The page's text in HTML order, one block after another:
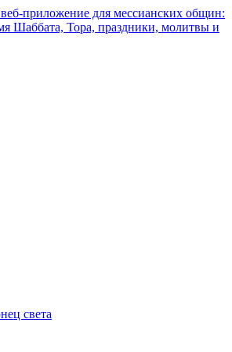
приложение для мессианских общин:
Шаббата, Тора, праздники, молитвы и
света